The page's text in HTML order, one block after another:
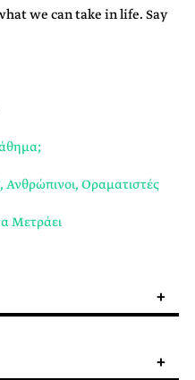
we can take in life. Say
Οραματιστές
Μετράει